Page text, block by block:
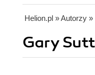
Helion.pl » Autorzy »
Gary